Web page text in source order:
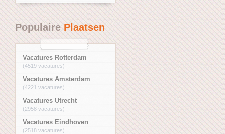
PopulairePlaatsen
Vacatures Rotterdam
(4519 vacatures)
Vacatures Amsterdam
(4221 vacatures)
Vacatures Utrecht
(2958 vacatures)
Vacatures Eindhoven
(2518 vacatures)